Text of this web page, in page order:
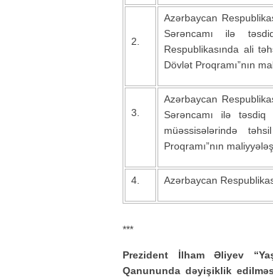
2.
Azərbaycan
Sərəncamı ilə
Respublikasında ali
Dövlət Proqramı”nın
3.
Azərbaycan
Sərəncamı ilə
müəssisələrində
Proqramı”nın
4. Azərbaycan
***
Prezident İlham Əliyev
Qanununda dəyişiklik